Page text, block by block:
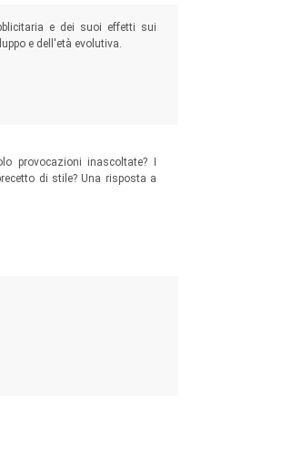
e dei suoi effetti sui
e dell'età evolutiva.
provocazioni inascoltate? I
di stile? Una risposta a